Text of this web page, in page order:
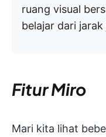
ruang visual
belajar dari jarak
Fitur Miro
Mari kita lihat